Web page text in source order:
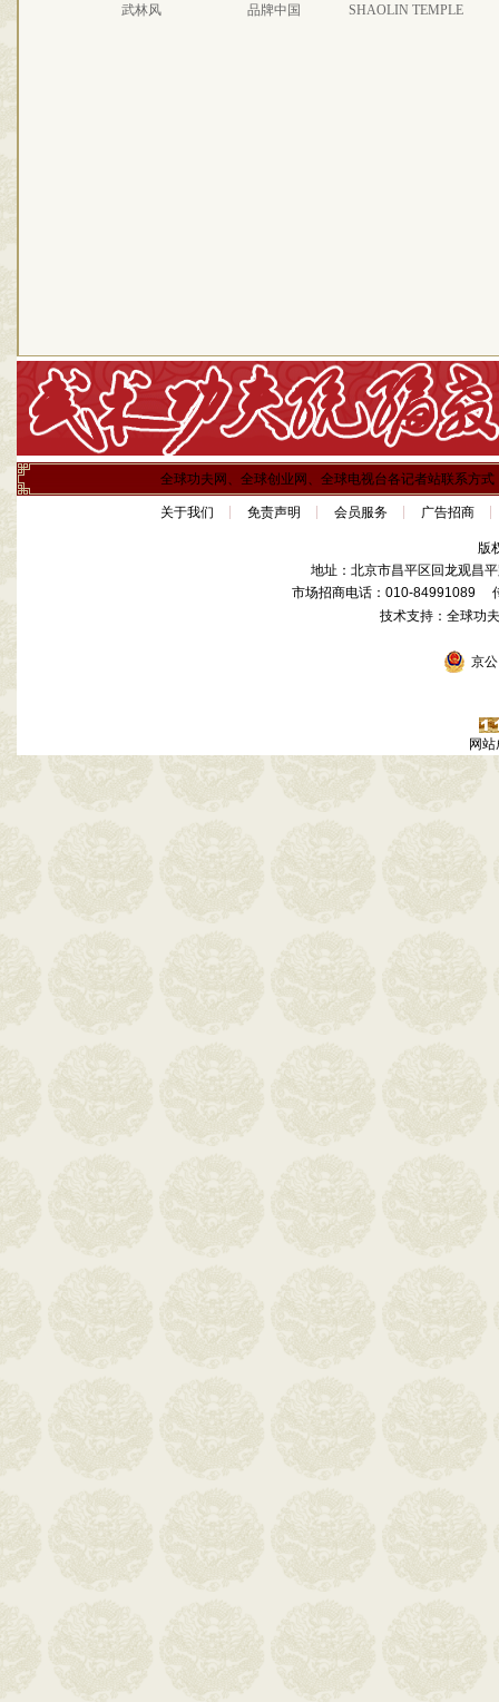
武林风 品牌中国 SHAOLIN TEMPLE
全球功夫网、全球创业网、全球电视台各记者站联系方式
关于我们 免责声明 会员服务 广告招商
版
地址：北京市昌平区回龙观昌
市场招商电话：010-84991089
技术支持：全球
京公
网